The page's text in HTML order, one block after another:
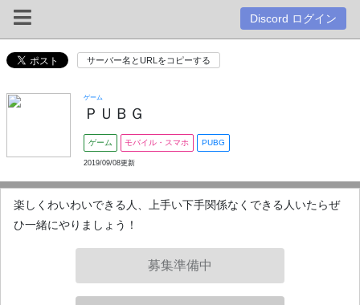
Discord ログイン
サーバー名とURLをコピーする
ゲーム
ＰＵＢＧ
ゲーム モバイル・スマホ PUBG
2019/09/08更新
楽しくわいわいできる人、上手い下手関係なくできる人いたらぜ
ひ一緒にやりましょう！
募集準備中